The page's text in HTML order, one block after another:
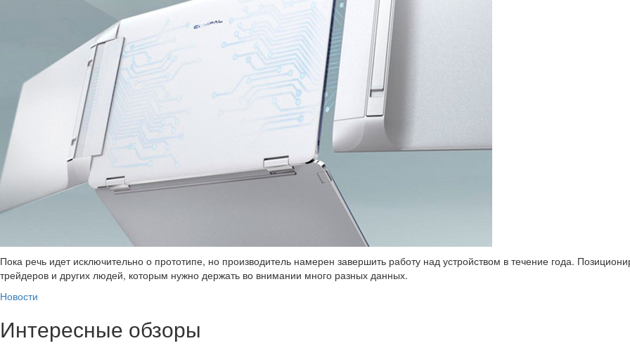
Пока речь идет исключительно о прототипе, но производитель намерен завершить работу над устройством в течение года.
трейдеров и других людей, которым нужно держать во внимании много разных данных.
Новости
Интересные обзоры